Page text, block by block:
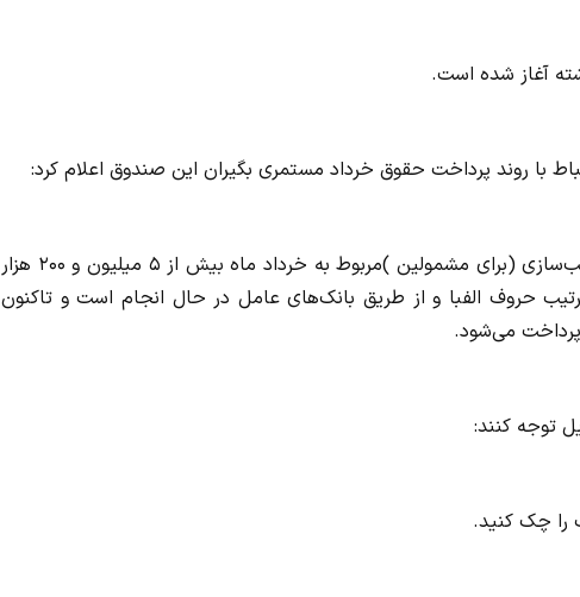
آغاز شده است.
با روند پرداخت حقوق خرداد مستمری بگیران این صندوق اعلام کرد:
«پرداخت حقوق جدید همراه با افزایش های ساالانه و متناسب‌سازی (برای مشمولین )مربوط به خرداد ماه بیش از ۵ میلیون و ۲۰۰ هزار
حروف الفبا و از طریق بانک‌های عامل در حال انجام است و تاکنون
می‌شود.
توجه کنند:
را چک کنید.